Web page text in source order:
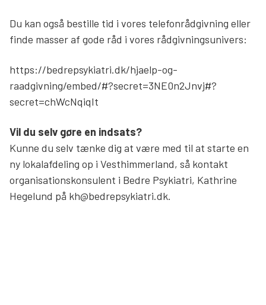
Søg
Du kan også bestille tid i vores telefonrådgivning eller
finde masser af gode råd i vores rådgivningsunivers:
https://bedrepsykiatri.dk/hjaelp-og-
raadgivning/embed/#?secret=3NE0n2Jnvj#?
secret=chWcNqiqIt
Vil du selv gøre en indsats?
Kunne du selv tænke dig at være med til at starte en
ny lokalafdeling op i Vesthimmerland, så kontakt
organisationskonsulent i Bedre Psykiatri, Kathrine
Hegelund på kh@bedrepsykiatri.dk.